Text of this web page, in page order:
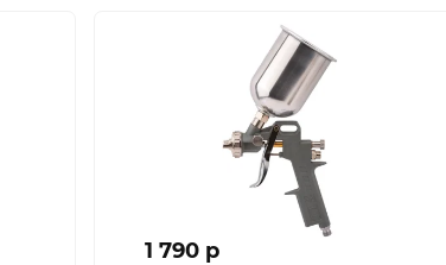
1 790 p